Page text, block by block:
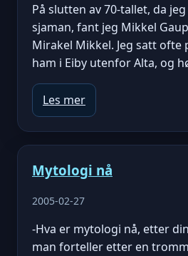
På slutten av 70-tallet, da
sjaman, fant jeg Mikkel
Mirakel Mikkel. Jeg satt ofte
ham i Eiby utenfor Alta, og
Les mer
Mytologi nå
2005-02-27
-Hva er mytologi nå, etter
man forteller etter en